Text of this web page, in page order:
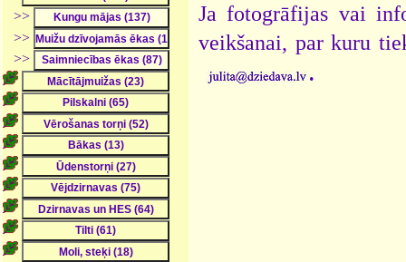
>>
>>
>>
Ja fotogrāfijas vai
veikšanai, par kuru
.